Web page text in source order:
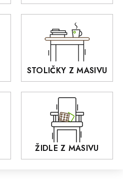
STOLIČKY Z MASIVU
ŽIDLE Z MASIVU